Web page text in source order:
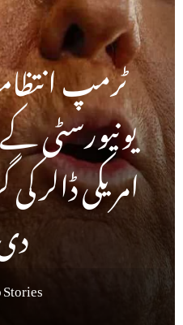
ٹرمپ
امریکی ڈالر